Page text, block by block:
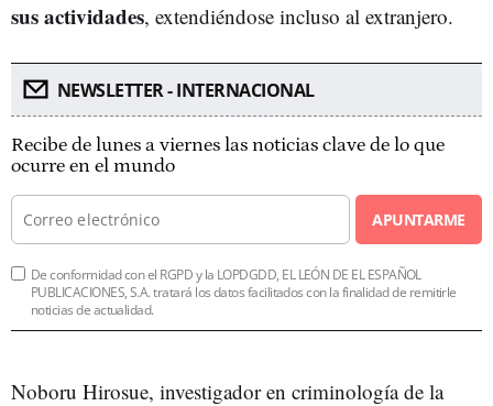
sus actividades, extendiéndose incluso al extranjero.
NEWSLETTER - INTERNACIONAL
Recibe de lunes a viernes las noticias clave de lo que
ocurre en el mundo
APUNTARME
De conformidad con el RGPD y la LOPDGDD, EL LEÓN DE EL ESPAÑOL
PUBLICACIONES, S.A. tratará los datos facilitados con la finalidad de remitirle
noticias de actualidad.
Noboru Hirosue, investigador en criminología de la